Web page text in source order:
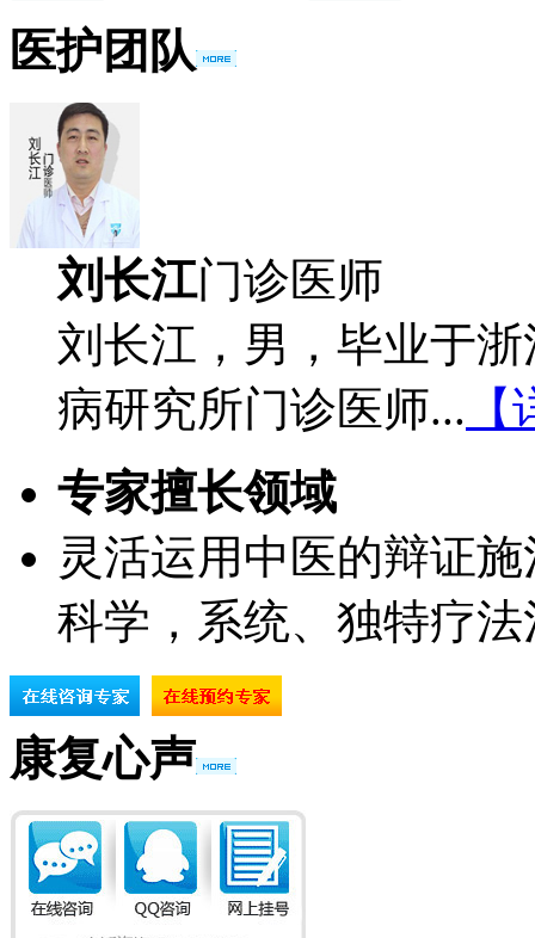
医护团队
刘长江门诊医师
刘长江，男，毕业于
病研究所门诊医师...
专家擅长领域
灵活运用中医的辩证
科学，系统、独特疗
康复心声